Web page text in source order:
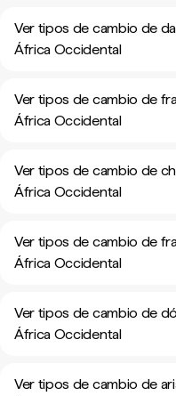
Ver tipos de cambio de
África Occidental
Ver tipos de cambio de
África Occidental
Ver tipos de cambio de
África Occidental
Ver tipos de cambio de
África Occidental
Ver tipos de cambio de
África Occidental
Ver tipos de cambio de